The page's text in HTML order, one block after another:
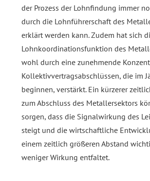
der Prozess der Lohnfindung immer
durch die Lohnführerschaft des
erklärt werden kann. Zudem hat sich
Lohnkoordinationsfunktion des
wohl durch eine zunehmende
Kollektivvertragsabschlüssen, die im
beginnen, verstärkt. Ein kürzerer
zum Abschluss des Metallersektors
sorgen, dass die Signalwirkung des
steigt und die wirtschaftliche
einem zeitlich größeren Abstand
weniger Wirkung entfaltet.